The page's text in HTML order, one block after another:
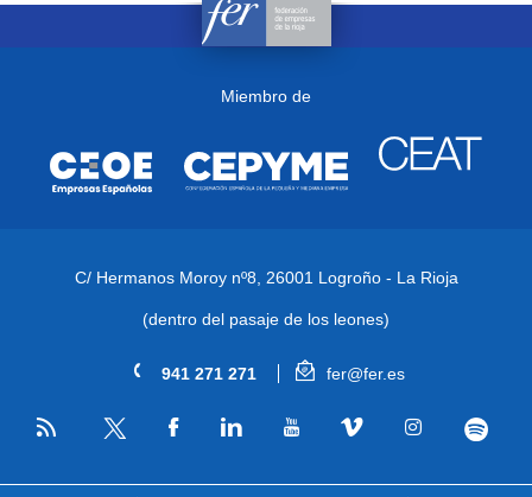
Miembro de
C/ Hermanos Moroy nº8, 26001 Logroño - La Rioja
(dentro del pasaje de los leones)
941 271 271 fer@fer.es
RSS